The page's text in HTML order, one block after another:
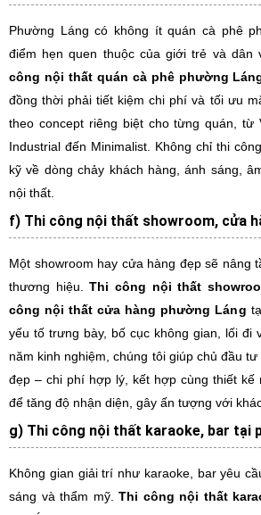
Phường Láng có không ít quán cà phê
điểm hẹn quen thuộc của giới trẻ và dân
công nội thất quán cà phê phường
đồng thời phải tiết kiệm chi phí và tối ưu
theo concept riêng biệt cho từng quán, từ
Industrial đến Minimalist. Không chỉ thi
kỹ về dòng chảy khách hàng, ánh sáng,
nội thất.
f) Thi công nội thất showroom, cửa
Một showroom hay cửa hàng đẹp sẽ nâng
thương hiệu.Thi công nội thất
công nội thất cửa hàng phường Láng
yếu tố trưng bày, bố cục không gian, lối đi
năm kinh nghiệm, chúng tôi giúp chủ đầu
đẹp – chi phí hợp lý, kết hợp cùng thiết kế
để tăng độ nhận diện, gây ấn tượng với
g) Thi công nội thất karaoke, bar tại
Không gian giải trí như karaoke, bar yêu
sáng và thẩm mỹ.Thi công nội thất